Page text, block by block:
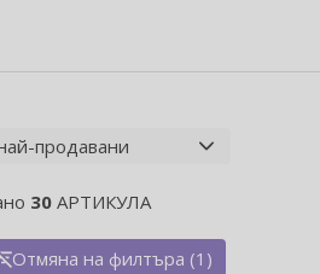
30АРТИКУЛА
Отмяна на филтъра (1)